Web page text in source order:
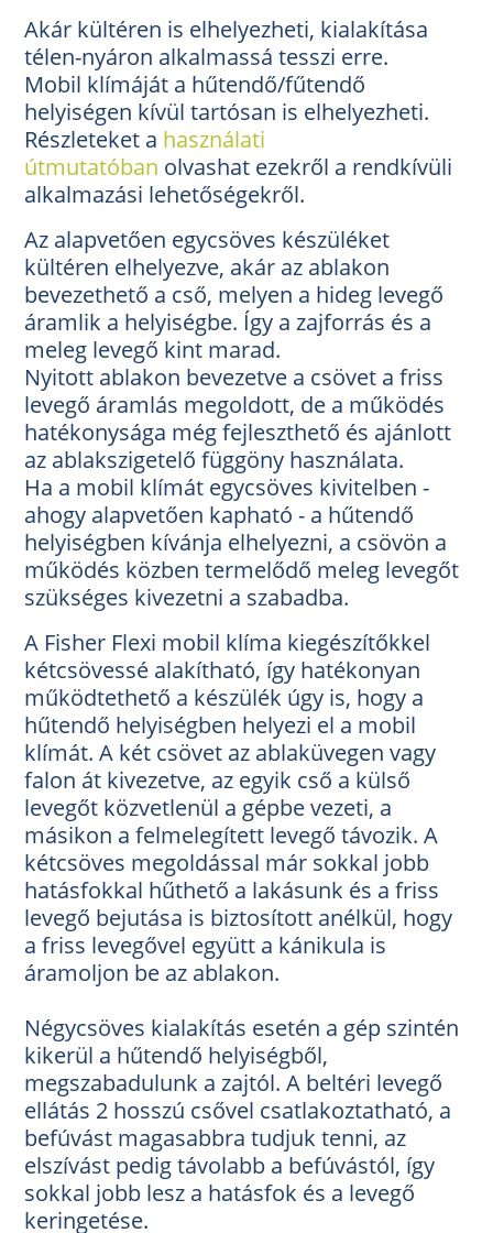
Akár kültéren is elhelyezheti, kialakítása
télen-nyáron alkalmassá tesszi erre.
Mobil klímáját a hűtendő/fűtendő
helyiségen kívül tartósan is elhelyezheti.
Részleteket a használati
útmutatóban olvashat ezekről a rendkívüli
alkalmazási lehetőségekről.
Az alapvetően egycsöves készüléket
kültéren elhelyezve, akár az ablakon
bevezethető a cső, melyen a hideg levegő
áramlik a helyiségbe. Így a zajforrás és a
meleg levegő kint marad.
Nyitott ablakon bevezetve a csövet a friss
levegő áramlás megoldott, de a működés
hatékonysága még fejleszthető és ajánlott
az ablakszigetelő függöny használata.
Ha a mobil klímát egycsöves kivitelben -
ahogy alapvetően kapható - a hűtendő
helyiségben kívánja elhelyezni, a csövön a
működés közben termelődő meleg levegőt
szükséges kivezetni a szabadba.
A Fisher Flexi mobil klíma kiegészítőkkel
kétcsövessé alakítható, így hatékonyan
működtethető a készülék úgy is, hogy a
hűtendő helyiségben helyezi el a mobil
klímát. A két csövet az ablaküvegen vagy
falon át kivezetve, az egyik cső a külső
levegőt közvetlenül a gépbe vezeti, a
másikon a felmelegített levegő távozik. A
kétcsöves megoldással már sokkal jobb
hatásfokkal hűthető a lakásunk és a friss
levegő bejutása is biztosított anélkül, hogy
a friss levegővel együtt a kánikula is
áramoljon be az ablakon.
Négycsöves kialakítás esetén a gép szintén
kikerül a hűtendő helyiségből,
megszabadulunk a zajtól. A beltéri levegő
ellátás 2 hosszú csővel csatlakoztatható, a
befúvást magasabbra tudjuk tenni, az
elszívást pedig távolabb a befúvástól, így
sokkal jobb lesz a hatásfok és a levegő
keringetése.